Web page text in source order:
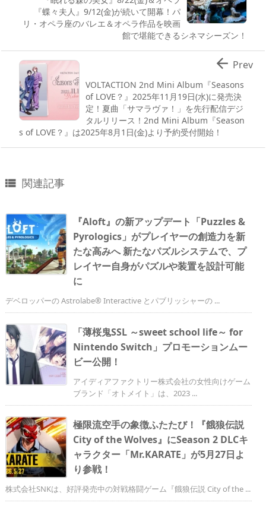
『蝶々夫人』9/12(金)が続いて開幕！パ
リ・オペラ座のバレエ＆オペラ作品を映画
館で堪能できるシネマシーズン！
VOLTACTION 2nd Mini Album『​​Seasons
of LOVE？』2025年11月19日(水)に発売決
定！夏曲「サマラヴァ！」を先行配信デジ
タルリリース！2nd Mini Album『​​Season
s of LOVE？』は2025年8月1日(金)より予約受付開始！
 Prev
 関連記事
『Aloft』の新アップデート「Puzzles &
Pyrologics」がプレイヤーの創造力を新
たな高みへ 新たなパズルシステムで、プ
レイヤー自身がパズルや装置を設計可能
に
デベロッパーの Astrolabe® Interactive とパブリッシャーの ...
「薄桜鬼SSL ～sweet school life～ for
Nintendo Switch」プロモーションムー
ビー公開！
アイディアファクトリー株式会社の女性向けゲーム
ブランド「オトメイト」は、2023 ...
極限流空手の象徴ふたたび！『餓狼伝説
City of the Wolves』にSeason 2 DLCキ
ャラクター「Mr.KARATE」が5月27日よ
り参戦！
株式会社SNKは、好評発売中の対戦格闘ゲーム『餓狼伝説 City of the ...